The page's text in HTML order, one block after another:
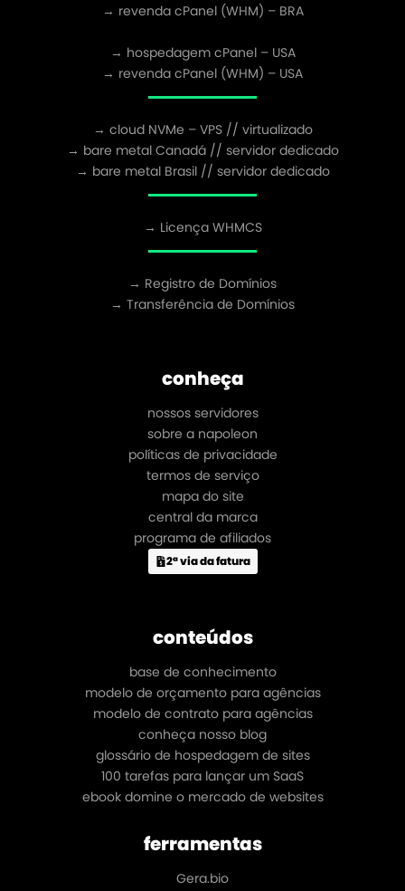
→ revenda cPanel (WHM) – BRA
→ hospedagem cPanel – USA
→ revenda cPanel (WHM) – USA
→ cloud NVMe – VPS // virtualizado
→ bare metal Canadá // servidor dedicado
→ bare metal Brasil // servidor dedicado
→ Licença WHMCS
→ Registro de Domínios
→ Transferência de Domínios
conheça
nossos servidores
sobre a napoleon
políticas de privacidade
termos de serviço
mapa do site
central da marca
programa de afiliados
2ª via da fatura
conteúdos
base de conhecimento
modelo de orçamento para agências
modelo de contrato para agências
conheça nosso blog
glossário de hospedagem de sites
100 tarefas para lançar um SaaS
ebook domine o mercado de websites
ferramentas
Gera.bio